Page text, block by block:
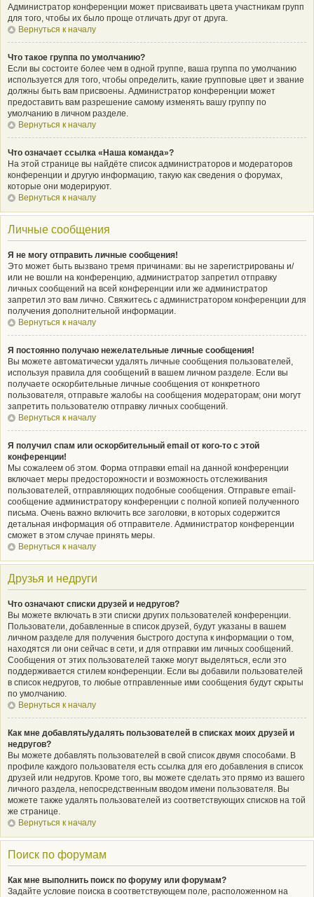
Администратор конференции может присваивать цвета участникам групп
для того, чтобы их было проще отличать друг от друга.
Вернуться к началу
Что такое группа по умолчанию?
Если вы состоите более чем в одной группе, ваша группа по умолчанию
используется для того, чтобы определить, какие групповые цвет и звание
должны быть вам присвоены. Администратор конференции может
предоставить вам разрешение самому изменять вашу группу по
умолчанию в личном разделе.
Вернуться к началу
Что означает ссылка «Наша команда»?
На этой странице вы найдёте список администраторов и модераторов
конференции и другую информацию, такую как сведения о форумах,
которые они модерируют.
Вернуться к началу
Личные сообщения
Я не могу отправить личные сообщения!
Это может быть вызвано тремя причинами: вы не зарегистрированы и/
или не вошли на конференцию, администратор запретил отправку
личных сообщений на всей конференции или же администратор
запретил это вам лично. Свяжитесь с администратором конференции для
получения дополнительной информации.
Вернуться к началу
Я постоянно получаю нежелательные личные сообщения!
Вы можете автоматически удалять личные сообщения пользователей,
используя правила для сообщений в вашем личном разделе. Если вы
получаете оскорбительные личные сообщения от конкретного
пользователя, отправьте жалобы на сообщения модераторам; они могут
запретить пользователю отправку личных сообщений.
Вернуться к началу
Я получил спам или оскорбительный email от кого-то с этой
конференции!
Мы сожалеем об этом. Форма отправки email на данной конференции
включает меры предосторожности и возможность отслеживания
пользователей, отправляющих подобные сообщения. Отправьте email-
сообщение администратору конференции с полной копией полученного
письма. Очень важно включить все заголовки, в которых содержится
детальная информация об отправителе. Администратор конференции
сможет в этом случае принять меры.
Вернуться к началу
Друзья и недруги
Что означают списки друзей и недругов?
Вы можете включать в эти списки других пользователей конференции.
Пользователи, добавленные в список друзей, будут указаны в вашем
личном разделе для получения быстрого доступа к информации о том,
находятся ли они сейчас в сети, и для отправки им личных сообщений.
Сообщения от этих пользователей также могут выделяться, если это
поддерживается стилем конференции. Если вы добавили пользователей
в список недругов, то любые отправленные ими сообщения будут скрыты
по умолчанию.
Вернуться к началу
Как мне добавлять/удалять пользователей в списках моих друзей и
недругов?
Вы можете добавлять пользователей в свой список двумя способами. В
профиле каждого пользователя есть ссылка для его добавления в список
друзей или недругов. Кроме того, вы можете сделать это прямо из вашего
личного раздела, непосредственным вводом имени пользователя. Вы
можете также удалять пользователей из соответствующих списков на той
же странице.
Вернуться к началу
Поиск по форумам
Как мне выполнить поиск по форуму или форумам?
Задайте условие поиска в соответствующем поле, расположенном на